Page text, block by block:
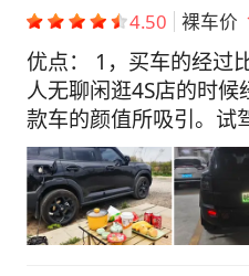
+14.6寸中控大屏，操
2810mm超长轴距，前
进去也不会顶头顶腿。
坡不栽头、下坡不刮尾
速器+差速锁，轻度越野完
话： 1.方向盘虚位有点
活 2.踩油门时有轻微
加速，虽然不影响日常
4.50 裸车价
优点： 1，买车的经过
人无聊闲逛4S店的时
款车的颜值所吸引。试
性很高，家人感觉比之
较满意，就情不自禁就买了它。 2
加便宜了，性价比会更
因为现在出了很多车型选择。 3，后